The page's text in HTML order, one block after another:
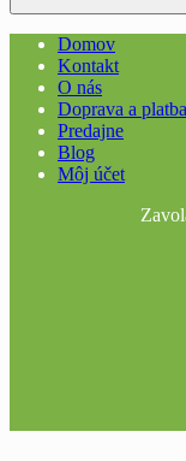
Domov
Kontakt
O nás
Doprava a platba
Predajne
Blog
Môj účet